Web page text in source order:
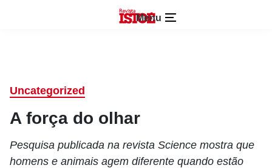
Menu
Uncategorized
A força do olhar
Pesquisa publicada na revista Science mostra que
homens e animais agem diferente quando estão